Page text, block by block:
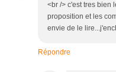
<br /> c'est tres bien
proposition et les
envie de le
Répondre